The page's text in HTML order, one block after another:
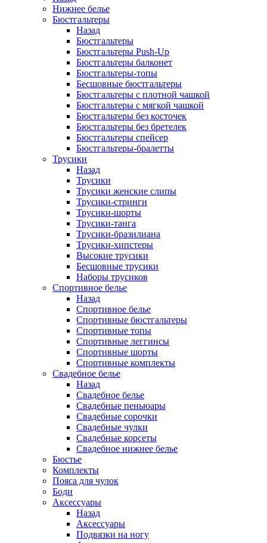
Нижнее белье
Бюстгальтеры
Назад
Бюстгальтеры
Бюстгальтеры Push-Up
Бюстгальтеры балконет
Бюстгальтеры-топы
Бесшовные бюстгальтеры
Бюстгальтеры с плотной чашкой
Бюстгальтеры с мягкой чашкой
Бюстгальтеры без косточек
Бюстгальтеры без бретелек
Бюстгальтеры спейсер
Бюстгальтеры-бралетты
Трусики
Назад
Трусики
Трусики женские слипы
Трусики-стринги
Трусики-шорты
Трусики-танга
Трусики-бразилиана
Трусики-хипстеры
Высокие трусики
Бесшовные трусики
Наборы трусиков
Спортивное белье
Назад
Спортивное белье
Спортивные бюстгальтеры
Спортивные топы
Спортивные леггинсы
Спортивные шорты
Спортивные комплекты
Свадебное белье
Назад
Свадебное белье
Свадебные пеньюары
Свадебные сорочки
Свадебные чулки
Свадебные корсеты
Свадебное нижнее белье
Бюстье
Комплекты
Пояса для чулок
Боди
Аксессуары
Назад
Аксессуары
Подвязки на ногу